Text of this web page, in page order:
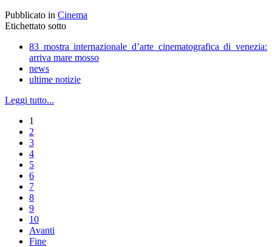
Pubblicato in Cinema
Etichettato sotto
83 mostra internazionale d’arte cinematografica di venezia:
arriva mare mosso
news
ultime notizie
Leggi tutto...
1
2
3
4
5
6
7
8
9
10
Avanti
Fine